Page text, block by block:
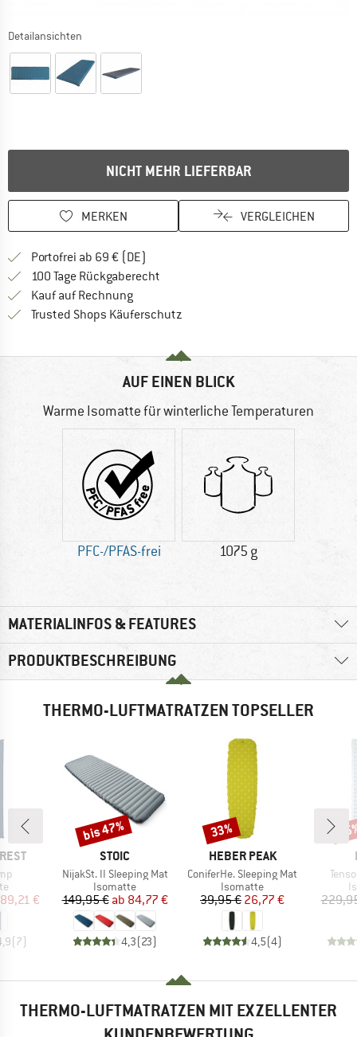
Detailansichten
NICHT MEHR LIEFERBAR
MERKEN VERGLEICHEN
Portofrei ab 69 € (DE)
100 Tage Rückgaberecht
Kauf auf RechnungFinde die Zahlungs-Infos hier! Öffnet
Trusted Shops Käuferschutz
AUF EINEN BLICK
Warme Isomatte für winterliche Temperaturen
PFC-/PFAS-frei 1075 g
MATERIALINFOS & FEATURES
PRODUKTBESCHREIBUNG
THERMO-LUFTMATRATZEN TOPSELLER
Preis
89,21 €
(7)
MARKE
STOIC
Artikel
NijakSt. II Sleeping Mat
Produktgruppe
Isomatte
Preis
149,95 € reduzierter Preis
ab 84,77 €
4,3(23)
Rabatt
bis 47%
MARKE
HEBER PEAK
Artikel
ConiferHe. Sleeping Mat
Produktgruppe
Isomatte
Preis
39,95 €reduzierter Preis
26,77 €
4,5(4)
Rabatt
33%
THERMO-LUFTMATRATZEN MIT EXZELLENTER